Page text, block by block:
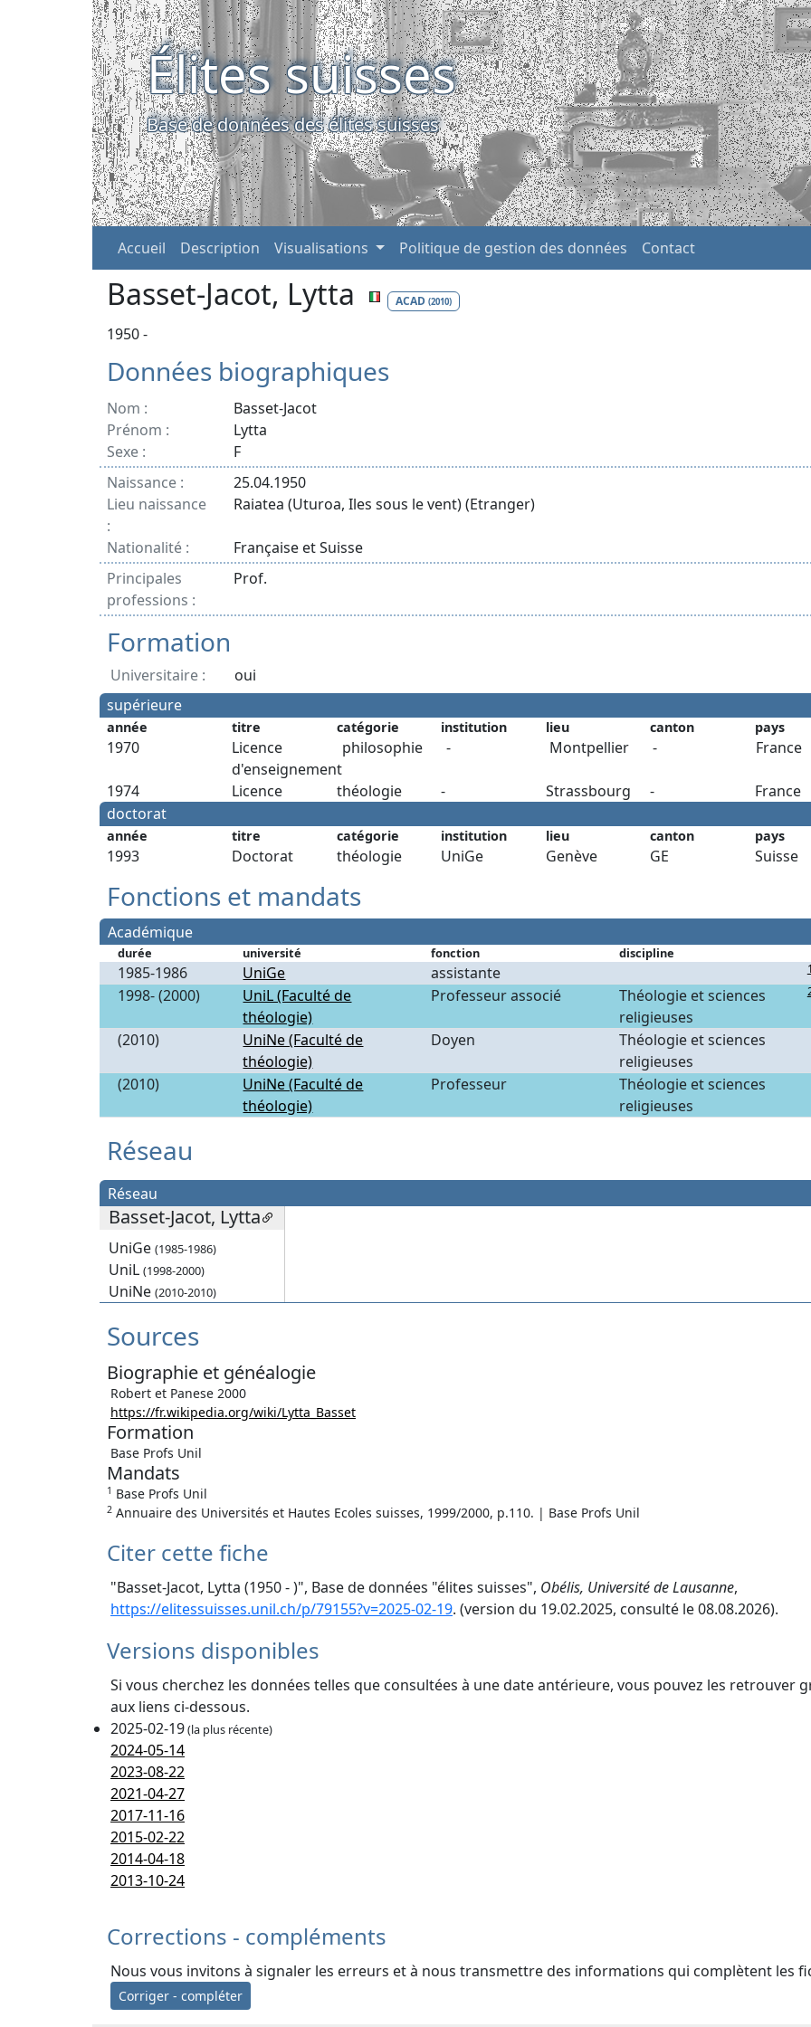
Élites suisses
Base de données des élites suisses
Accueil Description Visualisations Politique de gestion des données Contact
Basset-Jacot, Lytta ACAD (2010)
1950 -
Données biographiques
Nom :
Basset-Jacot
Prénom :
Lytta
Sexe :
F
Naissance :
25.04.1950
Lieu naissance
:
Raiatea (Uturoa, Iles sous le vent) (Etranger)
Nationalité :
Française et Suisse
Principales
professions :
Prof.
Formation
Universitaire :
oui
supérieure
année titre catégorie institution lieu canton pays
1970
Licence
d'enseignement
philosophie - Montpellier - France
1974 Licence théologie - Strassbourg -
France
doctorat
année titre catégorie institution lieu canton pays
1993 Doctorat théologie UniGe Genève GE Suisse
Fonctions et mandats
Académique
durée université fonction discipline
1985-1986 UniGe assistante
1998- (2000)
UniL (Faculté de
théologie)
Professeur associé
Théologie et sciences
religieuses
(2010)
UniNe (Faculté de
théologie)
Doyen
Théologie et sciences
religieuses
(2010)
UniNe (Faculté de
théologie)
Professeur
Théologie et sciences
religieuses
Réseau
Réseau
Basset-Jacot, Lytta
UniGe (1985-1986)
UniL (1998-2000)
UniNe (2010-2010)
Sources
Biographie et généalogie
Robert et Panese 2000
https://fr.wikipedia.org/wiki/Lytta_Basset
Formation
Base Profs Unil
Mandats
1 Base Profs Unil
2 Annuaire des Universités et Hautes Ecoles suisses, 1999/2000, p.110. | Base Profs Unil
Citer cette fiche
"Basset-Jacot, Lytta (1950 - )", Base de données "élites suisses", Obélis, Université de Lausanne,
https://elitessuisses.unil.ch/p/79155?v=2025-02-19. (version du 19.02.2025, consulté le 08.08.2026).
Versions disponibles
Si vous cherchez les données telles que consultées à une date antérieure, vous pouvez les retrouver
aux liens ci-dessous.
2025-02-19(la plus récente)
2024-05-14
2023-08-22
2021-04-27
2017-11-16
2015-02-22
2014-04-18
2013-10-24
Corrections - compléments
Nous vous invitons à signaler les erreurs et à nous transmettre des informations qui complètent les
Corriger - compléter